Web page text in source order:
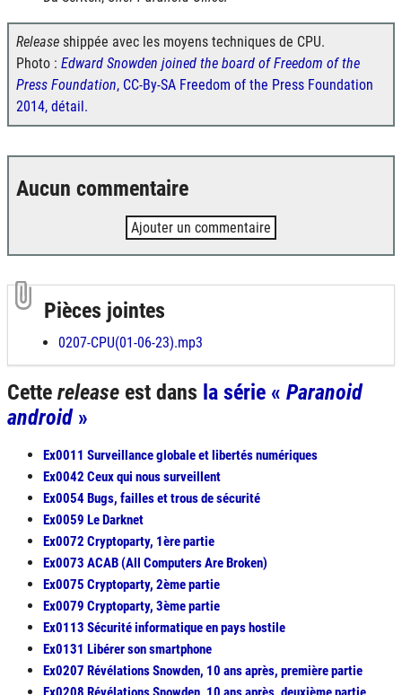
Release shippée avec les moyens techniques de CPU.
Photo : Edward Snowden joined the board of Freedom of the
Press Foundation, CC-By-SA Freedom of the Press Foundation
2014, détail.
Aucun commentaire
Ajouter un commentaire
Pièces jointes
0207-CPU(01-06-23).mp3
Cette release est dans la série « Paranoid
android»
Ex0011 Surveillance globale et libertés numériques
Ex0042 Ceux qui nous surveillent
Ex0054 Bugs, failles et trous de sécurité
Ex0059 Le Darknet
Ex0072 Cryptoparty, 1ère partie
Ex0073 ACAB (All Computers Are Broken)
Ex0075 Cryptoparty, 2ème partie
Ex0079 Cryptoparty, 3ème partie
Ex0113 Sécurité informatique en pays hostile
Ex0131 Libérer son smartphone
Ex0207 Révélations Snowden, 10 ans après, première partie